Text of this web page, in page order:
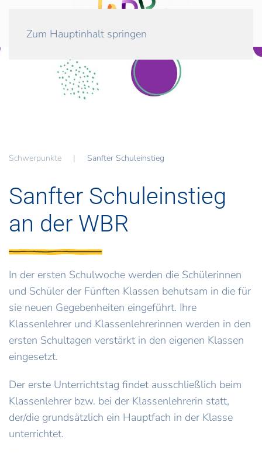
Zum Hauptinhalt springen
Schwerpunkte Sanfter Schuleinstieg
Sanfter Schuleinstieg
an der WBR
In der ersten Schulwoche werden die Schülerinnen
und Schüler der Fünften Klassen behutsam in die für
sie neuen Gegebenheiten eingeführt. Ihre
Klassenlehrer und Klassenlehrerinnen werden in den
ersten Schultagen verstärkt in den eigenen Klassen
eingesetzt.
Der erste Unterrichtstag findet ausschließlich beim
Klassenlehrer bzw. bei der Klassenlehrerin statt,
der/die grundsätzlich ein Hauptfach in der Klasse
unterrichtet.